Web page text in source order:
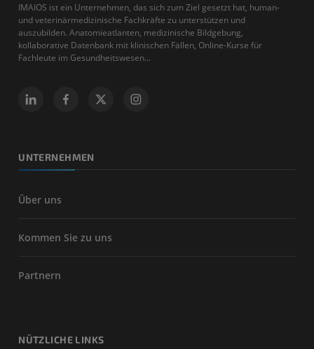
IMAIOS ist ein Unternehmen, das sich zum Ziel gesetzt hat, human-
und veterinärmedizinische Fachkräfte zu unterstützen und
auszubilden. Anatomieatlanten, medizinische Bildgebung,
kollaborative Datenbank mit klinischen Fällen, Online-Kurse für
Fachleute im Gesundheitswesen...
UNTERNEHMEN
Über uns
Kommen Sie zu uns
Partnern
NÜTZLICHE LINKS